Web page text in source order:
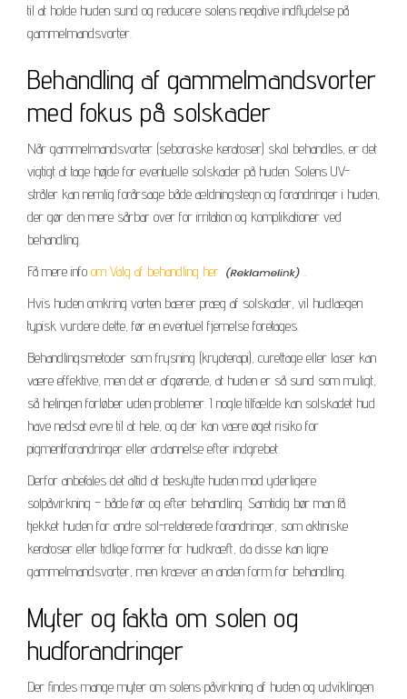
til at holde huden sund og reducere solens negative indflydelse på
gammelmandsvorter.
Behandling af gammelmandsvorter
med fokus på solskader
Når gammelmandsvorter (seboroiske keratoser) skal behandles, er det
vigtigt at tage højde for eventuelle solskader på huden. Solens UV-
stråler kan nemlig forårsage både ældningstegn og forandringer i huden,
der gør den mere sårbar over for irritation og komplikationer ved
behandling.
Få mere info om Valg af behandling her
.
Hvis huden omkring vorten bærer præg af solskader, vil hudlægen
typisk vurdere dette, før en eventuel fjernelse foretages.
Behandlingsmetoder som frysning (kryoterapi), curettage eller laser kan
være effektive, men det er afgørende, at huden er så sund som muligt,
så helingen forløber uden problemer. I nogle tilfælde kan solskadet hud
have nedsat evne til at hele, og der kan være øget risiko for
pigmentforandringer eller ardannelse efter indgrebet.
Derfor anbefales det altid at beskytte huden mod yderligere
solpåvirkning – både før og efter behandling. Samtidig bør man få
tjekket huden for andre sol-relaterede forandringer, som aktiniske
keratoser eller tidlige former for hudkræft, da disse kan ligne
gammelmandsvorter, men kræver en anden form for behandling.
Myter og fakta om solen og
hudforandringer
Der findes mange myter om solens påvirkning af huden og udviklingen